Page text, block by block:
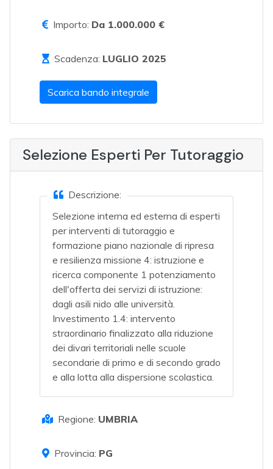
Importo: Da 1.000.000 €
Scadenza: LUGLIO 2025
Scarica bando integrale
Selezione Esperti Per Tutoraggio
Descrizione:
Selezione interna ed esterna di esperti
per interventi di tutoraggio e
formazione piano nazionale di ripresa
e resilienza missione 4: istruzione e
ricerca componente 1 potenziamento
dell'offerta dei servizi di istruzione:
dagli asili nido alle università.
Investimento 1.4: intervento
straordinario finalizzato alla riduzione
dei divari territoriali nelle scuole
secondarie di primo e di secondo grado
e alla lotta alla dispersione scolastica.
Regione: UMBRIA
Provincia: PG